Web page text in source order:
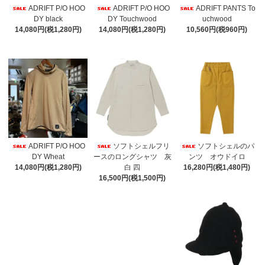
ADRIFT P/O HOO
DY black
14,080円(税1,280円)
ADRIFT P/O HOO
DY Touchwood
14,080円(税1,280円)
ADRIFT PANTS To
uchwood
10,560円(税960円)
ADRIFT P/O HOO
DY Wheat
14,080円(税1,280円)
ソフトシェルフリ
ースのロングシャツ 灰
白 四
16,500円(税1,500円)
ソフトシェルのパ
ンツ オウドイロ
16,280円(税1,480円)